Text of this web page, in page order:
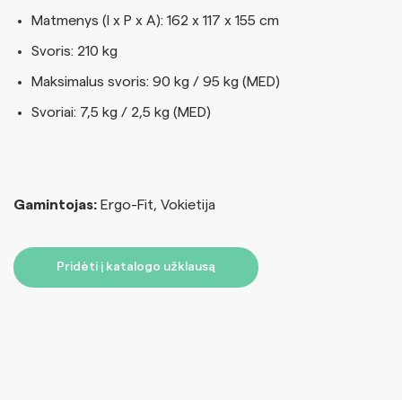
Matmenys (I x P x A): 162 x 117 x 155 cm
Svoris: 210 kg
Maksimalus svoris: 90 kg / 95 kg (MED)
Svoriai: 7,5 kg / 2,5 kg (MED)
Gamintojas: Ergo-Fit, Vokietija
Pridėti į katalogo užklausą